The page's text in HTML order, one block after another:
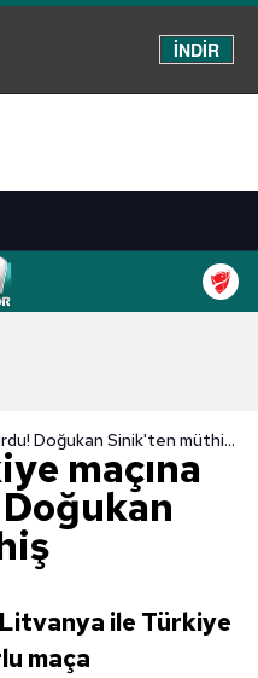
İNDİR
Litvanya Türkiye maçına damga vurdu! Doğukan Sinik'ten müthiş performans
maçına
ile Türkiye
maça